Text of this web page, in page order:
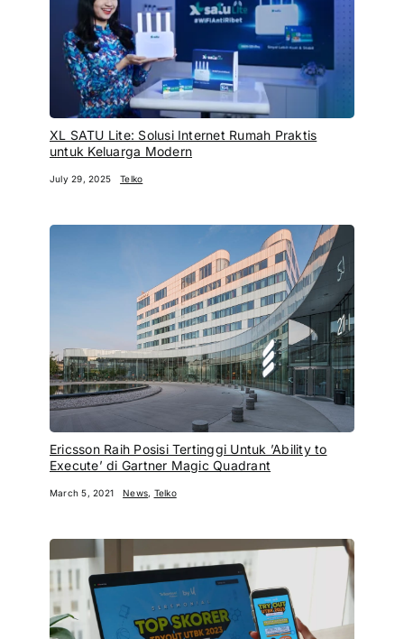
XL SATU Lite: Solusi Internet Rumah Praktis
untuk Keluarga Modern
July 29, 2025 Telko
Ericsson Raih Posisi Tertinggi Untuk ’Ability to
Execute’ di Gartner Magic Quadrant
March 5, 2021 News, Telko